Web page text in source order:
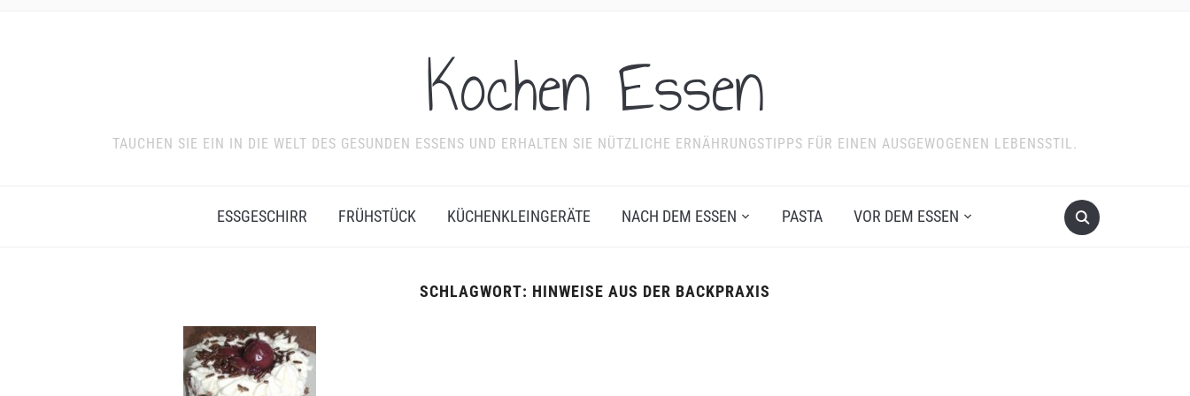
Kochen Essen
TAUCHEN SIE EIN IN DIE WELT DES GESUNDEN ESSENS UND ERHALTEN SIE NÜTZLICHE ERNÄHRUNGSTIPPS FÜR EINEN AUSGEWOGENEN LEBENSSTIL.
ESSGESCHIRR FRÜHSTÜCK KÜCHENKLEINGERÄTE NACH DEM ESSEN PASTA VOR DEM ESSEN
SCHLAGWORT: HINWEISE AUS DER BACKPRAXIS